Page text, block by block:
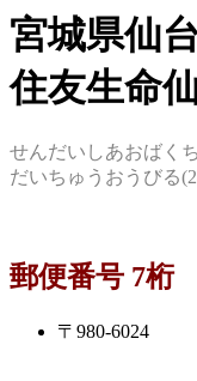
宮城県仙
住友生命
せんだいしあおばく
だいちゅうおうびる
郵便番号 7桁
〒980-6024